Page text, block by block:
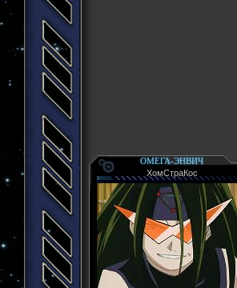
ОМЕГА-ЭНВИЧ
ХомСтраКос